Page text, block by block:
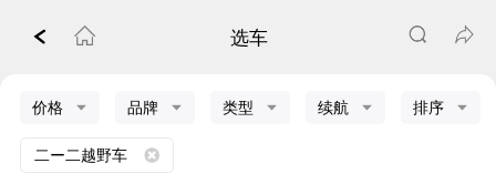
选车
价格 品牌 类型 续航 排序
二ー二越野车